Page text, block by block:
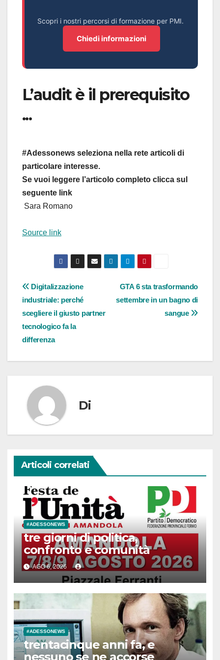
Scopri i nostri percorsi di formazione per PMI.
Chiedi informazioni
L’audit è il prerequisito
...
#Adessonews seleziona nella rete articoli di
particolare interesse.
Se vuoi leggere l’articolo completo clicca sul
seguente link
Sara Romano
Source link
Navigazione
articoli
GTA 6 sta trasformando
settembre in un bagno di
sangue
Digitalizzazione
industriale: perché
scegliere il giusto partner
tecnologico fa la
differenza
Di
Articoli correlati
#ADESSONEWS
tre giorni di politica,
confronto e comunità
AGO 6, 2026
#ADESSONEWS
trentacinque anni fa, e
nessuno se ne accorse